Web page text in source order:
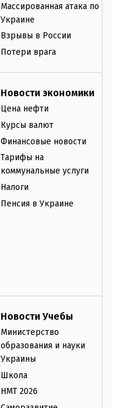
Массированная атака по
Украине
Взрывы в России
Потери врага
Новости экономики
Цена нефти
Курсы валют
Финансовые новости
Тарифы на
коммунальные услуги
Налоги
Пенсия в Украине
Новости Учебы
Министерство
образования и науки
Украины
Школа
НМТ 2026